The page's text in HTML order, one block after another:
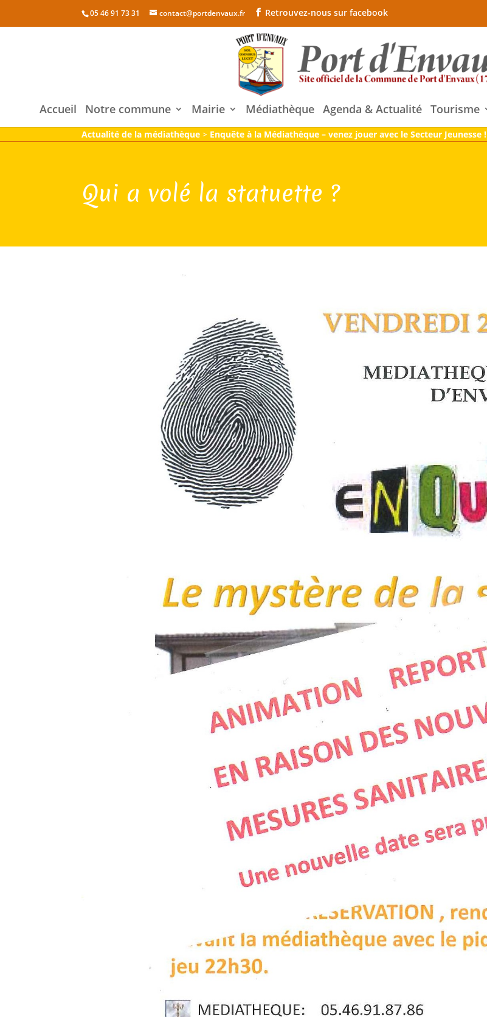
05 46 91 73 31 contact@portdenvaux.fr Retrouvez-nous sur facebook
Accueil Notre commune Mairie Médiathèque Agenda & Actualité Tourisme
Actualité de la médiathèque > Enquête à la Médiathèque – venez jouer avec le Secteur Jeunesse !
Qui a volé la statuette ?